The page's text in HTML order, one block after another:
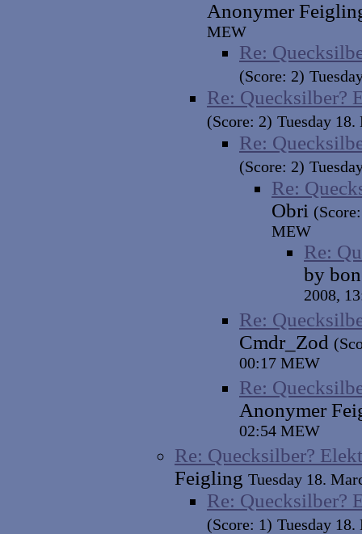
Anonymer
MEW
Re:
(Score: 2)
Re: Quecksilber?
(Score: 2) Tuesday
Re:
(Score: 2)
Re:
Obri
MEW
Re:
by
2008,
Re:
Cmdr_Zod
00:17 MEW
Re:
Anonymer
02:54 MEW
Re: Quecksilber?
Feigling Tuesday 18.
Re: Quecksilber?
(Score: 1) Tuesday